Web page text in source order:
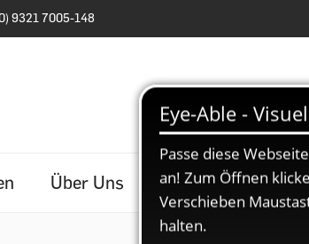
9321 7005-148
Über Uns Veranstaltungen